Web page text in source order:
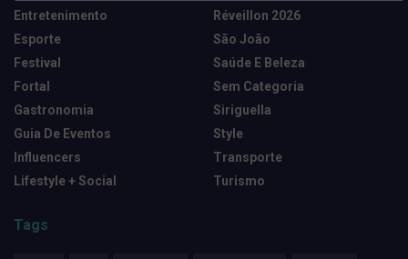
Entretenimento
Esporte
Festival
Fortal
Gastronomia
Guia De Eventos
Influencers
Lifestyle + Social
Réveillon 2026
São João
Saúde E Beleza
Sem Categoria
Siriguella
Style
Transporte
Turismo
Tags